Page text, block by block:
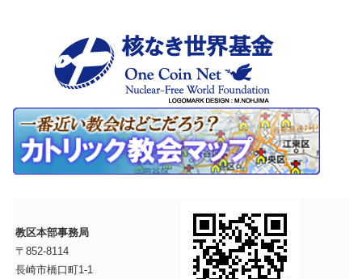
教区本部事務局
〒852-8114
長崎市橋口町1-1